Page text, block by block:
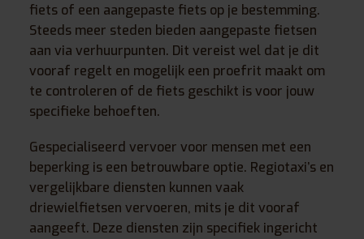
fiets of een aangepaste fiets op je bestemming.
Steeds meer steden bieden aangepaste fietsen
aan via verhuurpunten. Dit vereist wel dat je dit
vooraf regelt en mogelijk een proefrit maakt om
te controleren of de fiets geschikt is voor jouw
specifieke behoeften.
Gespecialiseerd vervoer voor mensen met een
beperking is een betrouwbare optie. Regiotaxi’s en
vergelijkbare diensten kunnen vaak
driewielfietsen vervoeren, mits je dit vooraf
aangeeft. Deze diensten zijn specifiek ingericht